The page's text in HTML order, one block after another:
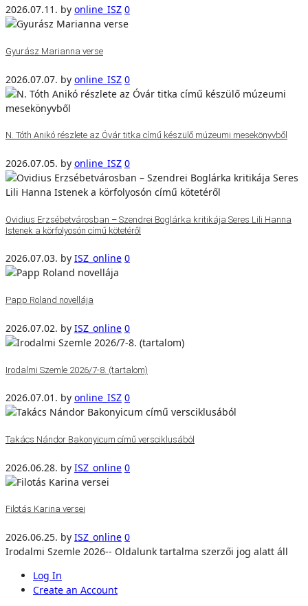
2026.07.11. by online_ISZ 0
Gyurász Marianna verse
2026.07.07. by online_ISZ 0
N. Tóth Anikó részlete az Óvár titka című készülő múzeumi mesekönyvből
2026.07.05. by online_ISZ 0
Ovidius Erzsébetvárosban – Szendrei Boglárka kritikája Seres Lili Hanna
Istenek a körfolyosón című kötetéről
2026.07.03. by ISZ_online 0
Papp Roland novellája
2026.07.02. by ISZ_online 0
Irodalmi Szemle 2026/7-8. (tartalom)
2026.07.01. by online_ISZ 0
Takács Nándor Bakonyicum című versciklusából
2026.06.28. by ISZ_online 0
Filotás Karina versei
2026.06.25. by ISZ_online 0
Irodalmi Szemle 2026-- Oldalunk tartalma szerzői jog alatt áll
Log In
Create an Account